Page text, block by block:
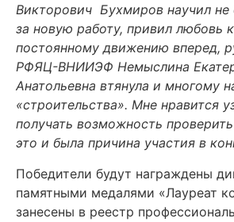
Викторович Бухмиров научил не
за новую работу, привил любовь
постоянному движению вперед,
РФЯЦ-ВНИИЭФ Немыслина
Анатольевна втянула и многому
«строительства». Мне нравится
получать возможность
это и была причина участия в
Победители будут награждены
памятными медалями «Лауреат
занесены в реестр